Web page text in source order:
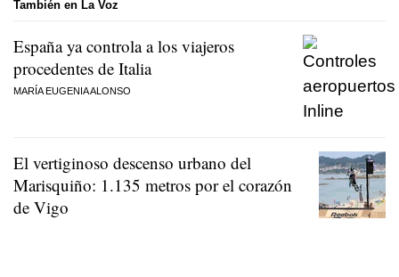
También en La Voz
España ya controla a los viajeros
procedentes de Italia
MARÍA EUGENIA ALONSO
El vertiginoso descenso urbano del
Marisquiño: 1.135 metros por el corazón
de Vigo